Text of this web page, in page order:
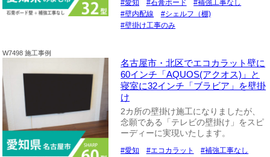
愛知 石膏ボード
補強工事なし
壁内配線
シェルフ（棚)
壁掛け工事のみ
W7498 施工事例
名古屋市・北区でエコカラット壁に
60インチ「AQUOS(アクオス)」と
寝室に32インチ「ブラビア」を壁掛
け
2カ所の壁掛け施工になりましたが、
念願である「テレビの壁掛け」をスピ
ーディーに実現いたします。
愛知 エコカラット
補強工事なし